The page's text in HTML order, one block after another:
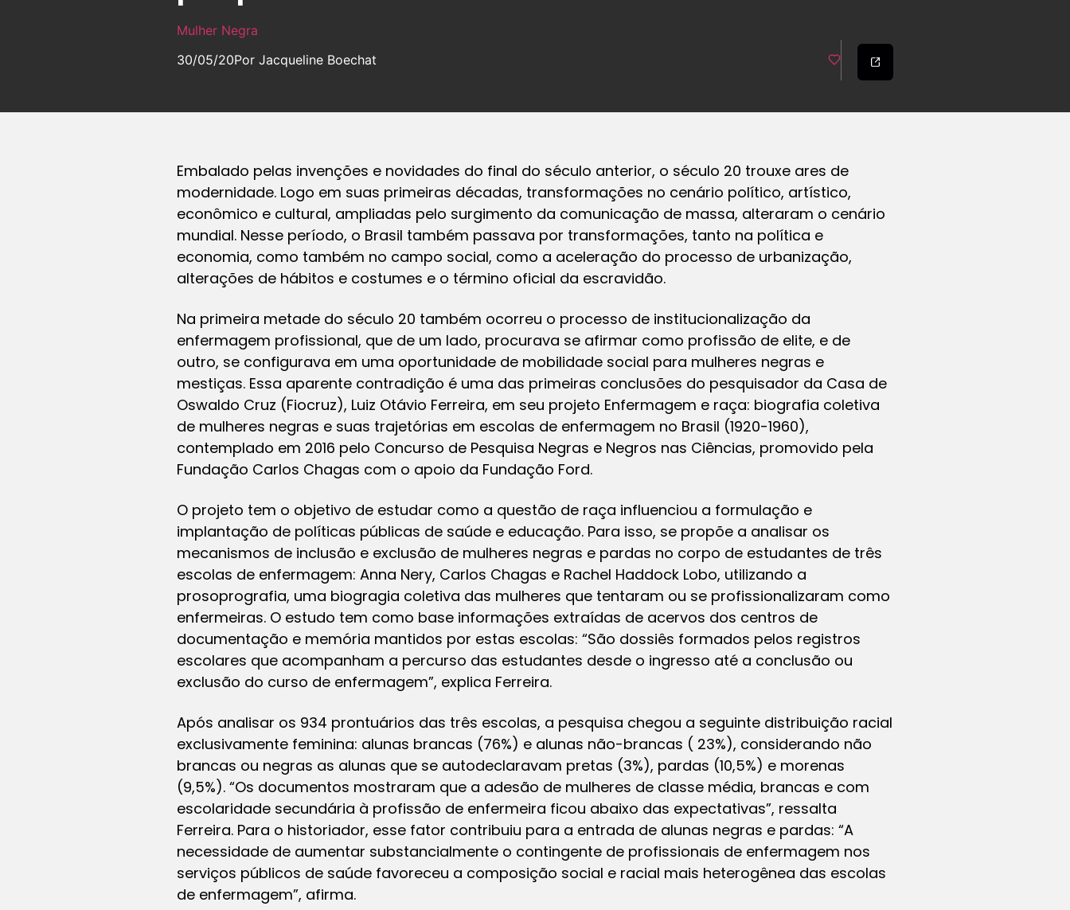
Mulher Negra
30/05/20Por Jacqueline Boechat
Embalado pelas invenções e novidades do final do século anterior, o século 20 trouxe ares de
modernidade. Logo em suas primeiras décadas, transformações no cenário político, artístico,
econômico e cultural, ampliadas pelo surgimento da comunicação de massa, alteraram o cenário
mundial. Nesse período, o Brasil também passava por transformações, tanto na política e
economia, como também no campo social, como a aceleração do processo de urbanização,
alterações de hábitos e costumes e o término oficial da escravidão.
Na primeira metade do século 20 também ocorreu o processo de institucionalização da
enfermagem profissional, que de um lado, procurava se afirmar como profissão de elite, e de
outro, se configurava em uma oportunidade de mobilidade social para mulheres negras e
mestiças. Essa aparente contradição é uma das primeiras conclusões do pesquisador da Casa de
Oswaldo Cruz (Fiocruz), Luiz Otávio Ferreira, em seu projeto Enfermagem e raça: biografia coletiva
de mulheres negras e suas trajetórias em escolas de enfermagem no Brasil (1920-1960),
contemplado em 2016 pelo Concurso de Pesquisa Negras e Negros nas Ciências, promovido pela
Fundação Carlos Chagas com o apoio da Fundação Ford.
O projeto tem o objetivo de estudar como a questão de raça influenciou a formulação e
implantação de políticas públicas de saúde e educação. Para isso, se propõe a analisar os
mecanismos de inclusão e exclusão de mulheres negras e pardas no corpo de estudantes de três
escolas de enfermagem: Anna Nery, Carlos Chagas e Rachel Haddock Lobo, utilizando a
prosoprografia, uma biogragia coletiva das mulheres que tentaram ou se profissionalizaram como
enfermeiras. O estudo tem como base informações extraídas de acervos dos centros de
documentação e memória mantidos por estas escolas: “São dossiês formados pelos registros
escolares que acompanham a percurso das estudantes desde o ingresso até a conclusão ou
exclusão do curso de enfermagem”, explica Ferreira.
Após analisar os 934 prontuários das três escolas, a pesquisa chegou a seguinte distribuição racial
exclusivamente feminina: alunas brancas (76%) e alunas não-brancas ( 23%), considerando não
brancas ou negras as alunas que se autodeclaravam pretas (3%), pardas (10,5%) e morenas
(9,5%). “Os documentos mostraram que a adesão de mulheres de classe média, brancas e com
escolaridade secundária à profissão de enfermeira ficou abaixo das expectativas”, ressalta
Ferreira. Para o historiador, esse fator contribuiu para a entrada de alunas negras e pardas: “A
necessidade de aumentar substancialmente o contingente de profissionais de enfermagem nos
serviços públicos de saúde favoreceu a composição social e racial mais heterogênea das escolas
de enfermagem”, afirma.